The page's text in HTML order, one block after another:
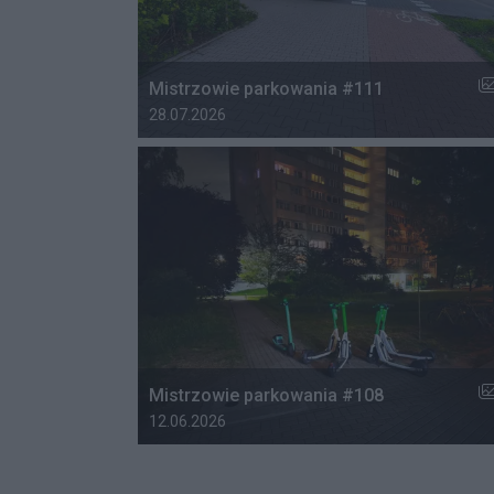
Mistrzowie parkowania #111
Data dodania galerii:
28.07.2026
Mistrzowie parkowania #108
Data dodania galerii:
12.06.2026